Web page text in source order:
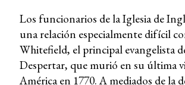
Los funcionarios de la Iglesia de
una relación especialmente difícil
Whitefield, el principal evangelista
Despertar, que murió en su última
América en 1770. A mediados de la